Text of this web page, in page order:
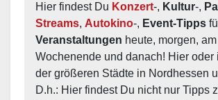
Hier findest Du Konzert-, Kultur-,
Streams, Autokino-, Event-Tipps
Veranstaltungen heute, morgen, am
Wochenende und danach! Hier oder
der größeren Städte in Nordhessen
D.h.: Hier findest Du nicht nur Tipps